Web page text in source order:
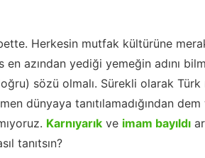
Herkesin mutfak kültürüne
azından yediği yemeğin adını
sözü olmalı. Sürekli olarak Türk
dünyaya tanıtılamadığından
Karnıyarık ve imam bayıldı
tanıtsın?